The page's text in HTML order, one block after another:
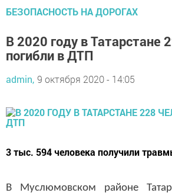
БЕЗОПАСНОСТЬ НА ДОРОГАХ
В 2020 году в Татарстане
погибли в ДТП
admin, 9 октября 2020 - 14:05
3 тыс. 594 человека получили
В Муслюмовском районе